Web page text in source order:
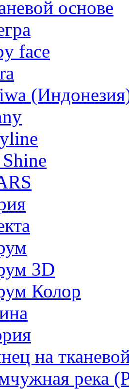
основе
face
3D
Колор
на
река